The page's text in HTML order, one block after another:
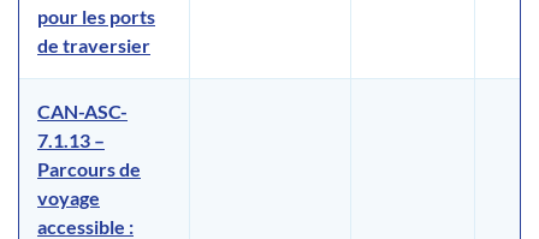
pour les ports
de traversier
CAN-ASC-
7.1.13 –
Parcours de
voyage
accessible :